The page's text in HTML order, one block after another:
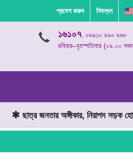
প্রবেশ করুন নিবন্ধন
১৬১০৭, ০৯৬১০ ৯৯০ ৯৯৮
রবিবার–বৃহস্পতিবার (০৯.০০
ছাত্র জনতার অঙ্গীকার, নিরাপদ সড়ক হোক